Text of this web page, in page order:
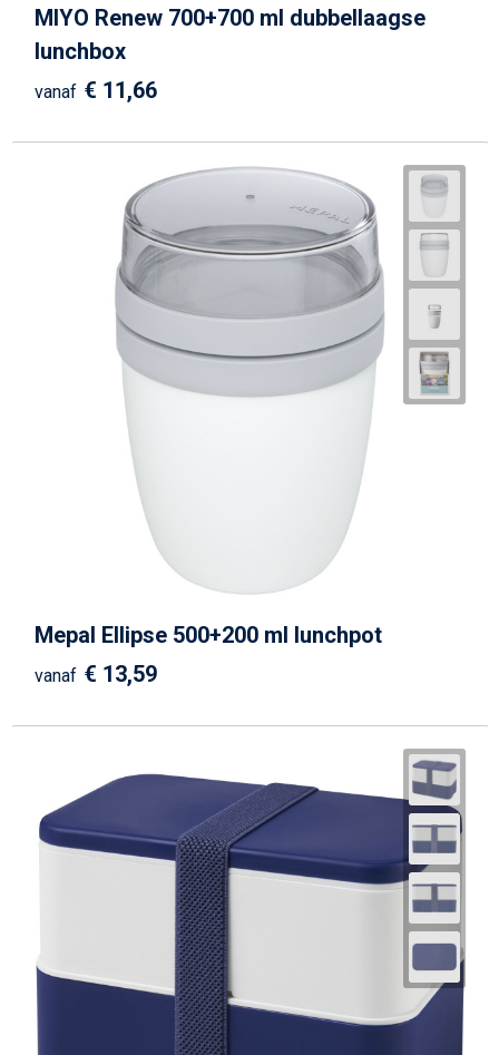
MIYO Renew 700+700 ml dubbellaagse
lunchbox
vanaf € 11,66
Mepal Ellipse 500+200 ml lunchpot
vanaf € 13,59